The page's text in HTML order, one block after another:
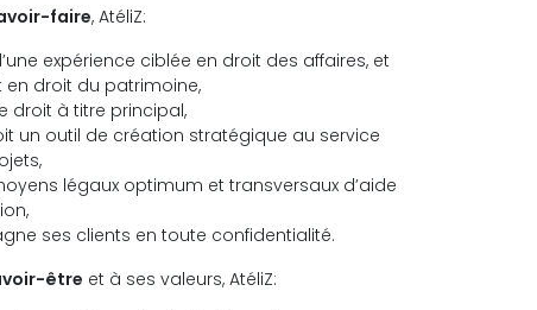
faire, AtéliZ:
expérience ciblée en droit des affaires, et
en droit du patrimoine,
droit à titre principal,
un outil de création stratégique au service
,
légaux optimum et transversaux d’aide
ses clients en toute confidentialité.
être et à ses valeurs, AtéliZ: